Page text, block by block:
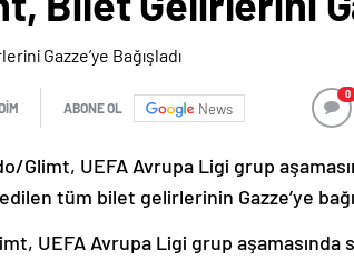
ABONE OL News
0
Glimt, UEFA Avrupa Ligi grup
tüm bilet gelirlerinin Gazze’ye
UEFA Avrupa Ligi grup aşamasında